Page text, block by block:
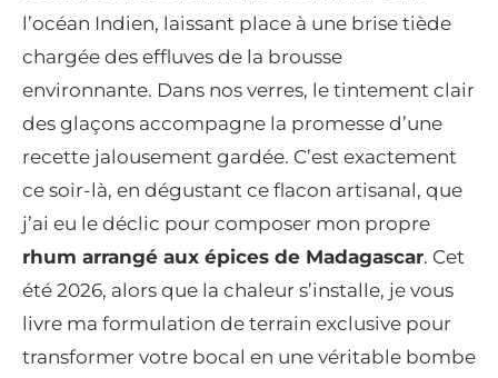
l’océan Indien, laissant place à une brise tiède
chargée des effluves de la brousse
environnante. Dans nos verres, le tintement clair
des glaçons accompagne la promesse d’une
recette jalousement gardée. C’est exactement
ce soir-là, en dégustant ce flacon artisanal, que
j’ai eu le déclic pour composer mon propre
rhum arrangé aux épices de Madagascar. Cet
été 2026, alors que la chaleur s’installe, je vous
livre ma formulation de terrain exclusive pour
transformer votre bocal en une véritable bombe